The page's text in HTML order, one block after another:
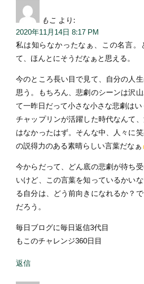
もこ より:
2020年11月14日 8:17 PM
私は知らなかったなぁ、この名言。
て、ほんとにそうだなぁと思える。
今のところ長い目で見て、自分の人
思う。もちろん、悲劇のシーンは沢
て一昨日だって小さな小さな悲劇はい
チャップリンが活躍した時代なんて
はなかったはず。そんな中、人々に
の説得力のある素晴らしい言葉だなぁ
今からだって、どん底の悲劇が待ち
いけど、この言葉を知っているかい
る自分は、どう前向きになれるか？
だろう。
毎日ブログに毎日返信3代目
もこのチャレンジ360日目
返信